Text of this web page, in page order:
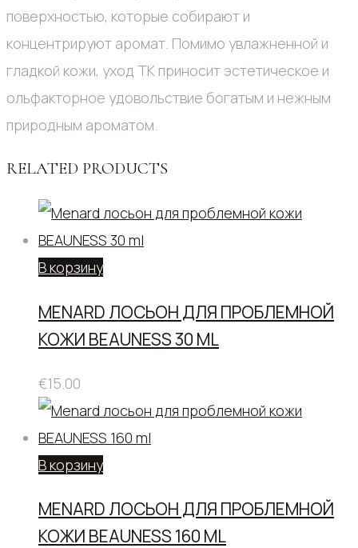
поверхностью, которые собирают и
концентрируют аромат. Помимо увлажненной и
гладкой кожи, уход TK приносит эстетическое и
ольфакторное удовольствие богатым и нежным
природным ароматом.
RELATED PRODUCTS
В корзину
MENARD ЛОСЬОН ДЛЯ ПРОБЛЕМНОЙ
КОЖИ BEAUNESS 30 ML
€15.00
В корзину
MENARD ЛОСЬОН ДЛЯ ПРОБЛЕМНОЙ
КОЖИ BEAUNESS 160 ML